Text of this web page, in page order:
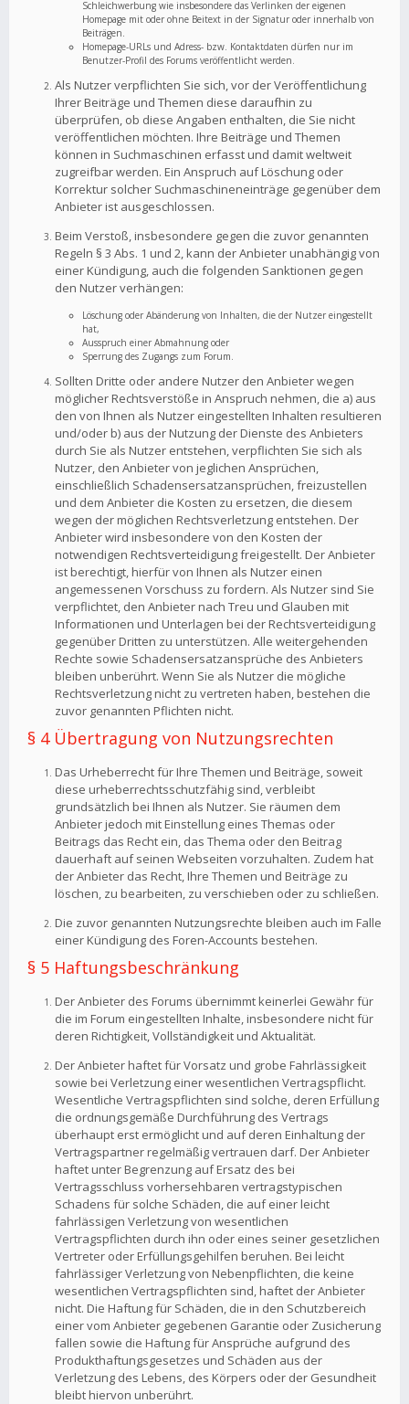
Schleichwerbung wie insbesondere das Verlinken der eigenen
Homepage mit oder ohne Beitext in der Signatur oder innerhalb von
Beiträgen.
Homepage-URLs und Adress- bzw. Kontaktdaten dürfen nur im
Benutzer-Profil des Forums veröffentlicht werden.
Als Nutzer verpflichten Sie sich, vor der Veröffentlichung
Ihrer Beiträge und Themen diese daraufhin zu
überprüfen, ob diese Angaben enthalten, die Sie nicht
veröffentlichen möchten. Ihre Beiträge und Themen
können in Suchmaschinen erfasst und damit weltweit
zugreifbar werden. Ein Anspruch auf Löschung oder
Korrektur solcher Suchmaschineneinträge gegenüber dem
Anbieter ist ausgeschlossen.
Beim Verstoß, insbesondere gegen die zuvor genannten
Regeln § 3 Abs. 1 und 2, kann der Anbieter unabhängig von
einer Kündigung, auch die folgenden Sanktionen gegen
den Nutzer verhängen:
Löschung oder Abänderung von Inhalten, die der Nutzer eingestellt
hat,
Ausspruch einer Abmahnung oder
Sperrung des Zugangs zum Forum.
Sollten Dritte oder andere Nutzer den Anbieter wegen
möglicher Rechtsverstöße in Anspruch nehmen, die a) aus
den von Ihnen als Nutzer eingestellten Inhalten resultieren
und/oder b) aus der Nutzung der Dienste des Anbieters
durch Sie als Nutzer entstehen, verpflichten Sie sich als
Nutzer, den Anbieter von jeglichen Ansprüchen,
einschließlich Schadensersatzansprüchen, freizustellen
und dem Anbieter die Kosten zu ersetzen, die diesem
wegen der möglichen Rechtsverletzung entstehen. Der
Anbieter wird insbesondere von den Kosten der
notwendigen Rechtsverteidigung freigestellt. Der Anbieter
ist berechtigt, hierfür von Ihnen als Nutzer einen
angemessenen Vorschuss zu fordern. Als Nutzer sind Sie
verpflichtet, den Anbieter nach Treu und Glauben mit
Informationen und Unterlagen bei der Rechtsverteidigung
gegenüber Dritten zu unterstützen. Alle weitergehenden
Rechte sowie Schadensersatzansprüche des Anbieters
bleiben unberührt. Wenn Sie als Nutzer die mögliche
Rechtsverletzung nicht zu vertreten haben, bestehen die
zuvor genannten Pflichten nicht.
§ 4 Übertragung von Nutzungsrechten
Das Urheberrecht für Ihre Themen und Beiträge, soweit
diese urheberrechtsschutzfähig sind, verbleibt
grundsätzlich bei Ihnen als Nutzer. Sie räumen dem
Anbieter jedoch mit Einstellung eines Themas oder
Beitrags das Recht ein, das Thema oder den Beitrag
dauerhaft auf seinen Webseiten vorzuhalten. Zudem hat
der Anbieter das Recht, Ihre Themen und Beiträge zu
löschen, zu bearbeiten, zu verschieben oder zu schließen.
Die zuvor genannten Nutzungsrechte bleiben auch im Falle
einer Kündigung des Foren-Accounts bestehen.
§ 5 Haftungsbeschränkung
Der Anbieter des Forums übernimmt keinerlei Gewähr für
die im Forum eingestellten Inhalte, insbesondere nicht für
deren Richtigkeit, Vollständigkeit und Aktualität.
Der Anbieter haftet für Vorsatz und grobe Fahrlässigkeit
sowie bei Verletzung einer wesentlichen Vertragspflicht.
Wesentliche Vertragspflichten sind solche, deren Erfüllung
die ordnungsgemäße Durchführung des Vertrags
überhaupt erst ermöglicht und auf deren Einhaltung der
Vertragspartner regelmäßig vertrauen darf. Der Anbieter
haftet unter Begrenzung auf Ersatz des bei
Vertragsschluss vorhersehbaren vertragstypischen
Schadens für solche Schäden, die auf einer leicht
fahrlässigen Verletzung von wesentlichen
Vertragspflichten durch ihn oder eines seiner gesetzlichen
Vertreter oder Erfüllungsgehilfen beruhen. Bei leicht
fahrlässiger Verletzung von Nebenpflichten, die keine
wesentlichen Vertragspflichten sind, haftet der Anbieter
nicht. Die Haftung für Schäden, die in den Schutzbereich
einer vom Anbieter gegebenen Garantie oder Zusicherung
fallen sowie die Haftung für Ansprüche aufgrund des
Produkthaftungsgesetzes und Schäden aus der
Verletzung des Lebens, des Körpers oder der Gesundheit
bleibt hiervon unberührt.